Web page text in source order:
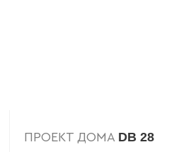
ПРОЕКТ ДОМА DB 28